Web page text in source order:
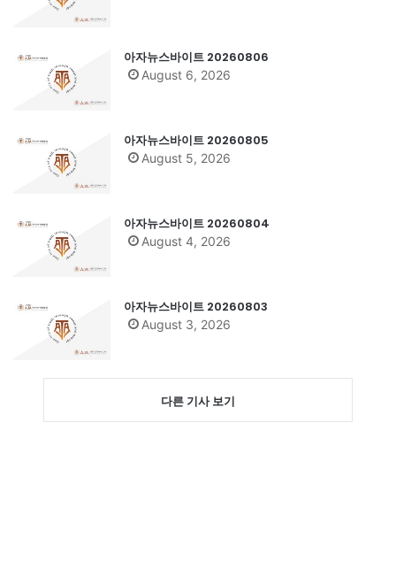
아자뉴스바이트 20260806
August 6, 2026
아자뉴스바이트 20260805
August 5, 2026
아자뉴스바이트 20260804
August 4, 2026
아자뉴스바이트 20260803
August 3, 2026
다른 기사 보기